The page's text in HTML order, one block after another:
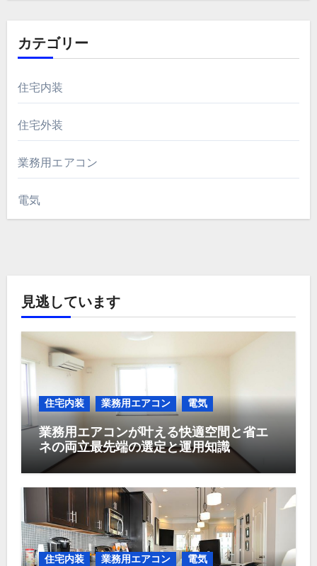
カテゴリー
住宅内装
住宅外装
業務用エアコン
電気
見逃しています
住宅内装 業務用エアコン 電気
業務用エアコンが叶える快適空間と省エ
ネの両立最先端の選定と運用知識
住宅内装 業務用エアコン 電気